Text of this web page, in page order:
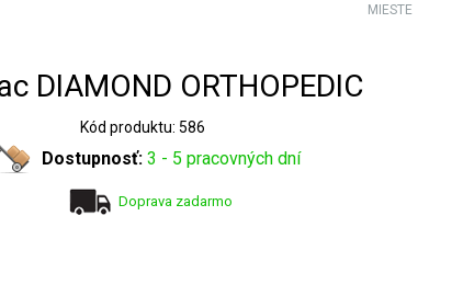
MIESTE
DIAMOND ORTHOPEDIC
Kód produktu: 586
Dostupnosť: 3 - 5 pracovných dní
Doprava zadarmo